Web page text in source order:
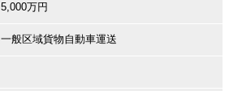
5,000万円
一般区域貨物自動車運送